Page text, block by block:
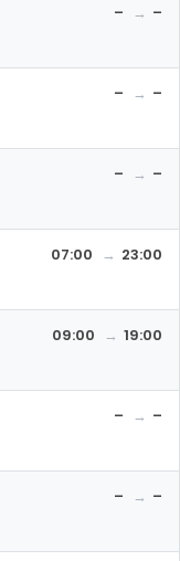
– –
– –
– –
07:00 23:00
09:00 19:00
– –
– –